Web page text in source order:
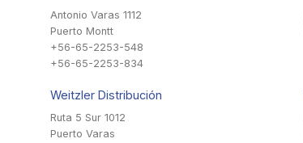
Antonio Varas 1112
Puerto Montt
+56-65-2253-548
+56-65-2253-834
Weitzler Distribución
Ruta 5 Sur 1012
Puerto Varas